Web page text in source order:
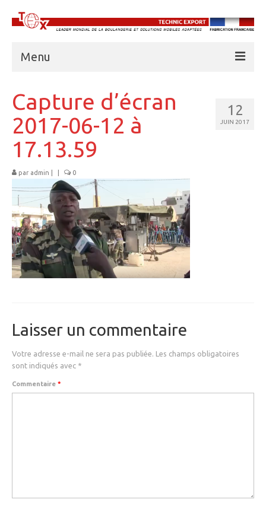
Menu
BOULANGERIES
CUISINES
UNITÉS FRIGORIFIQUES
EAU
ABRIS AMD
BASE VIE
FORMATION PROFESSIONNELLE
MEDICAL
CONTACT
12
JUIN 2017
Capture d’écran
2017-06-12 à
17.13.59
par admin 0
Laisser un commentaire
Votre adresse e-mail ne sera pas publiée. Les champs obligatoires
sont indiqués avec *
Commentaire *